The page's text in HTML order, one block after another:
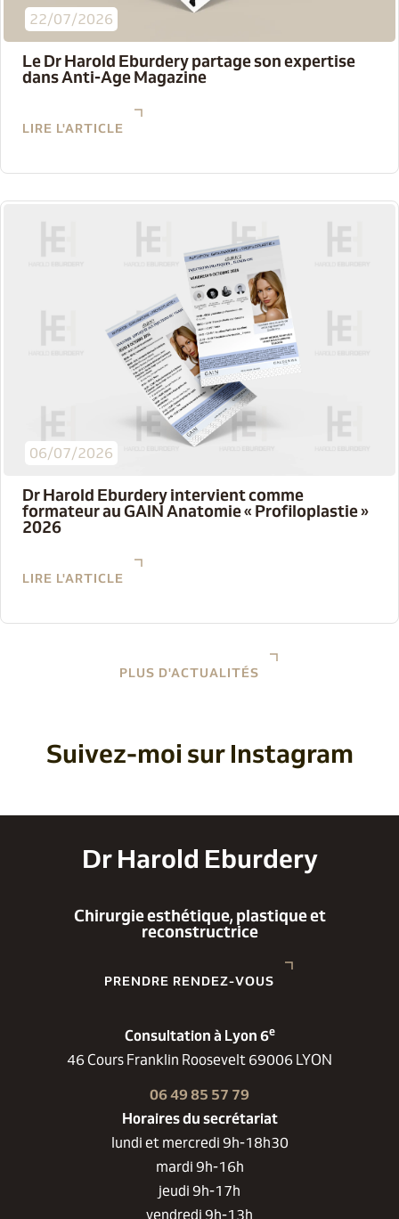
22/07/2026
Le Dr Harold Eburdery partage son expertise
dans Anti-Age Magazine
LIRE L'ARTICLE
06/07/2026
Dr Harold Eburdery intervient comme
formateur au GAIN Anatomie « Profiloplastie »
2026
LIRE L'ARTICLE
PLUS D'ACTUALITÉS
Suivez-moi sur Instagram
Dr Harold Eburdery
Chirurgie esthétique, plastique et
reconstructrice
PRENDRE RENDEZ-VOUS
Consultation à Lyon 6e
46 Cours Franklin Roosevelt 69006 LYON
06 49 85 57 79
Horaires du secrétariat
lundi et mercredi 9h-18h30
mardi 9h-16h
jeudi 9h-17h
vendredi 9h-13h